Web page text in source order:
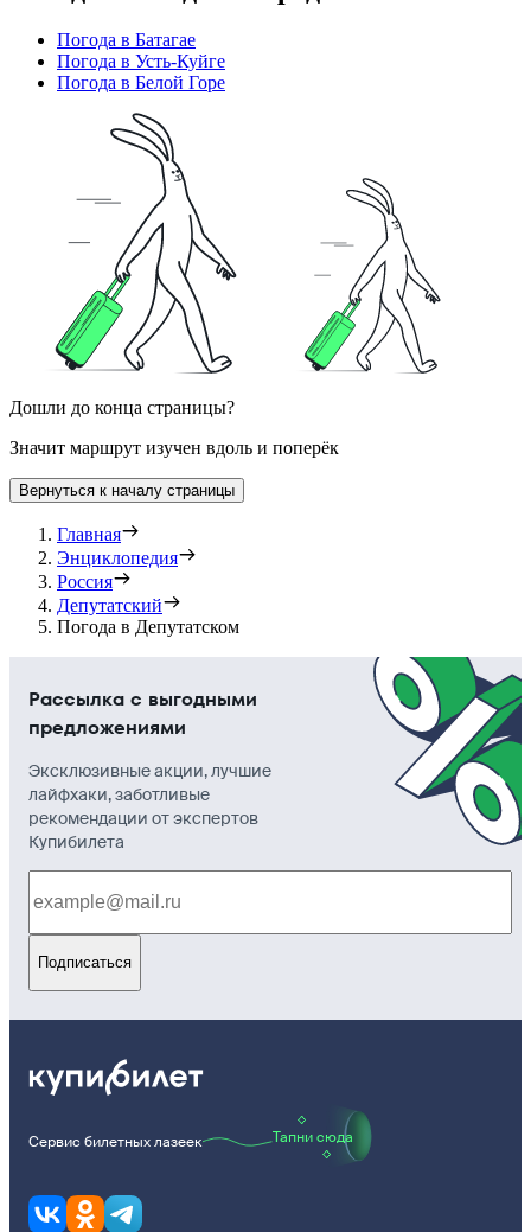
Погода в Батагае
Погода в Усть-Куйге
Погода в Белой Горе
Дошли до конца страницы?
Значит маршрут изучен вдоль и поперёк
Вернуться к началу страницы
Главная
Энциклопедия
Россия
Депутатский
Погода в Депутатском
Рассылка с выгодными
предложениями
Эксклюзивные акции, лучшие
лайфхаки, заботливые
рекомендации от экспертов
Купибилета
Подписаться
Сервис билетных лазеек Тапни сюда